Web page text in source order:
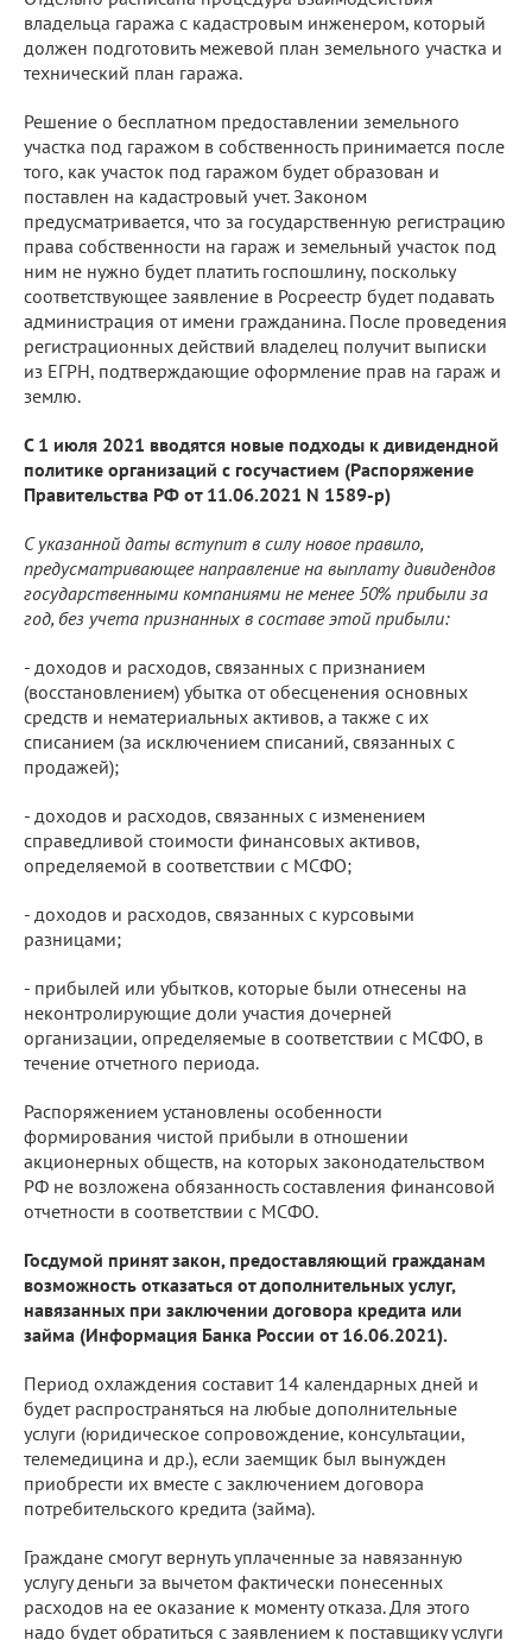
владельца гаража с кадастровым инженером, который
должен подготовить межевой план земельного участка и
технический план гаража.
Решение о бесплатном предоставлении земельного
участка под гаражом в собственность принимается после
того, как участок под гаражом будет образован и
поставлен на кадастровый учет. Законом
предусматривается, что за государственную регистрацию
права собственности на гараж и земельный участок под
ним не нужно будет платить госпошлину, поскольку
соответствующее заявление в Росреестр будет подавать
администрация от имени гражданина. После проведения
регистрационных действий владелец получит выписки
из ЕГРН, подтверждающие оформление прав на гараж и
землю.
С 1 июля 2021 вводятся новые подходы к дивидендной
политике организаций с госучастием (Распоряжение
Правительства РФ от 11.06.2021 N 1589-р)
С указанной даты вступит в силу новое правило,
предусматривающее направление на выплату дивидендов
государственными компаниями не менее 50% прибыли за
год, без учета признанных в составе этой прибыли:
- доходов и расходов, связанных с признанием
(восстановлением) убытка от обесценения основных
средств и нематериальных активов, а также с их
списанием (за исключением списаний, связанных с
продажей);
- доходов и расходов, связанных с изменением
справедливой стоимости финансовых активов,
определяемой в соответствии с МСФО;
- доходов и расходов, связанных с курсовыми
разницами;
- прибылей или убытков, которые были отнесены на
неконтролирующие доли участия дочерней
организации, определяемые в соответствии с МСФО, в
течение отчетного периода.
Распоряжением установлены особенности
формирования чистой прибыли в отношении
акционерных обществ, на которых законодательством
РФ не возложена обязанность составления финансовой
отчетности в соответствии с МСФО.
Госдумой принят закон, предоставляющий гражданам
возможность отказаться от дополнительных услуг,
навязанных при заключении договора кредита или
займа (Информация Банка России от 16.06.2021).
Период охлаждения составит 14 календарных дней и
будет распространяться на любые дополнительные
услуги (юридическое сопровождение, консультации,
телемедицина и др.), если заемщик был вынужден
приобрести их вместе с заключением договора
потребительского кредита (займа).
Граждане смогут вернуть уплаченные за навязанную
услугу деньги за вычетом фактически понесенных
расходов на ее оказание к моменту отказа. Для этого
надо будет обратиться с заявлением к поставщику услуги